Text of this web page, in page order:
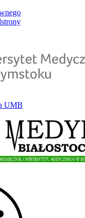
UMB